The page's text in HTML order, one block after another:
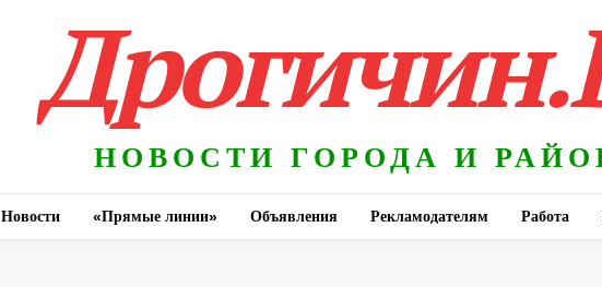
НОВОСТИ ГОРОДА И
Новости «Прямые линии» Объявления Рекламодателям Работа